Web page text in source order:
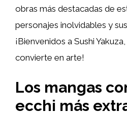
obras más destacadas de
personajes inolvidables y
¡Bienvenidos a Sushi
convierte en arte!
Los mangas
ecchi más